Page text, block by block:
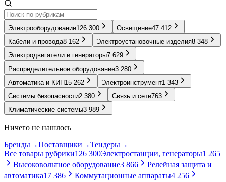
Электрооборудование126 300 Освещение47 412
Кабели и провода8 162 Электроустановочные изделия8 348
Электродвигатели и генераторы7 629
Распределительное оборудование3 280
Автоматика и КИП 15 262 Электроинструмент1 343
Системы безопасности2 380 Связь и сети763
Климатические системы3 989
Ничего не нашлось
Бренды→Поставщики →Тендеры→
Все товары рубрики126 300Электростанции, генераторы1 265
Высоковольтное оборудование3 866
Релейная защита и
автоматика17 386 Коммутационные аппараты4 256